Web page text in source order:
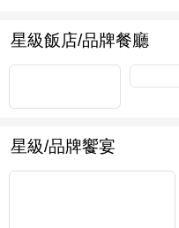
星級飯店/品牌餐廳
星級/品牌饗宴